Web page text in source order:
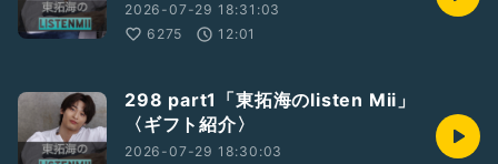
2026-07-29 18:31:03
6275
12:01
298 part1「東拓海のlisten Mii」
〈ギフト紹介〉
2026-07-29 18:30:03